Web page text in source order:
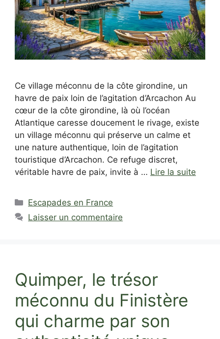
Ce village méconnu de la côte girondine, un
havre de paix loin de l’agitation d’Arcachon Au
cœur de la côte girondine, là où l’océan
Atlantique caresse doucement le rivage, existe
un village méconnu qui préserve un calme et
une nature authentique, loin de l’agitation
touristique d’Arcachon. Ce refuge discret,
véritable havre de paix, invite à … Lire la suite
Catégories
Escapades en France
Laisser un commentaire
Quimper, le trésor
méconnu du Finistère
qui charme par son